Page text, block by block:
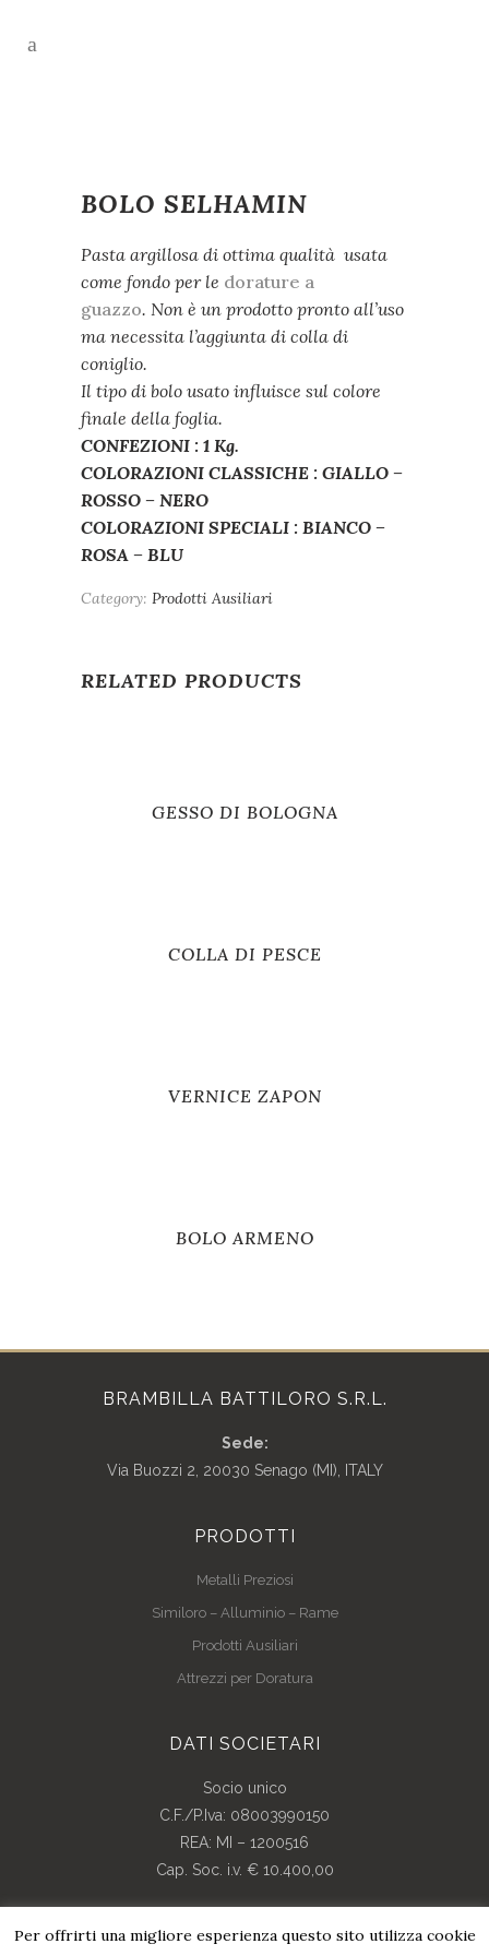
BOLO SELHAMIN
Pasta argillosa di ottima qualità usata
come fondo per le dorature a
guazzo. Non è un prodotto pronto all’uso
ma necessita l’aggiunta di colla di
coniglio.
Il tipo di bolo usato influisce sul colore
finale della foglia.
CONFEZIONI : 1 Kg.
COLORAZIONI CLASSICHE : GIALLO –
ROSSO – NERO
COLORAZIONI SPECIALI : BIANCO –
ROSA – BLU
Category: Prodotti Ausiliari
RELATED PRODUCTS
GESSO DI BOLOGNA
COLLA DI PESCE
VERNICE ZAPON
BOLO ARMENO
BRAMBILLA BATTILORO S.R.L.
Sede:
Via Buozzi 2, 20030 Senago (MI), ITALY
PRODOTTI
Metalli Preziosi
Similoro – Alluminio – Rame
Prodotti Ausiliari
Attrezzi per Doratura
DATI SOCIETARI
Socio unico
C.F./P.Iva: 08003990150
REA: MI – 1200516
Cap. Soc. i.v. € 10.400,00
Per offrirti una migliore esperienza questo sito utilizza cookie